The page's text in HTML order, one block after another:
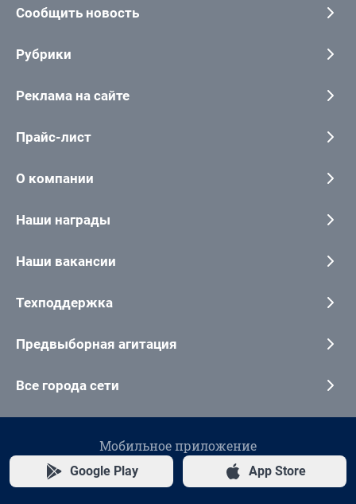
Сообщить новость
Рубрики
Реклама на сайте
Прайс-лист
О компании
Наши награды
Наши вакансии
Техподдержка
Предвыборная агитация
Все города сети
Мобильное приложение
Google Play App Store